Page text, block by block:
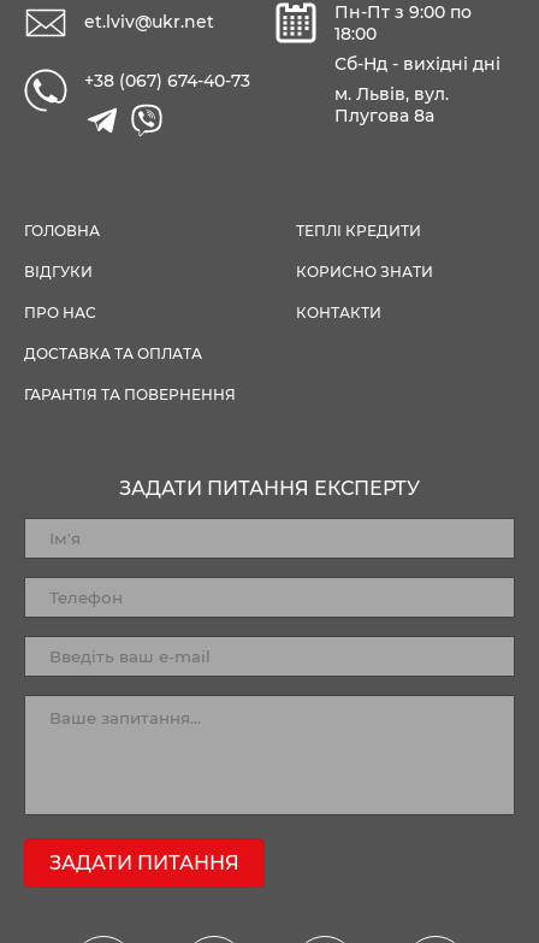
et.lviv@ukr.net
+38 (067) 674-40-73
Пн-Пт з 9:00 по
18:00
Сб-Нд - вихідні дні
м. Львів, вул.
Плугова 8а
ГОЛОВНА
ВІДГУКИ
ПРО НАС
ДОСТАВКА ТА ОПЛАТА
ГАРАНТІЯ ТА ПОВЕРНЕННЯ
ТЕПЛІ КРЕДИТИ
КОРИСНО ЗНАТИ
КОНТАКТИ
ЗАДАТИ ПИТАННЯ ЕКСПЕРТУ
ЗАДАТИ ПИТАННЯ